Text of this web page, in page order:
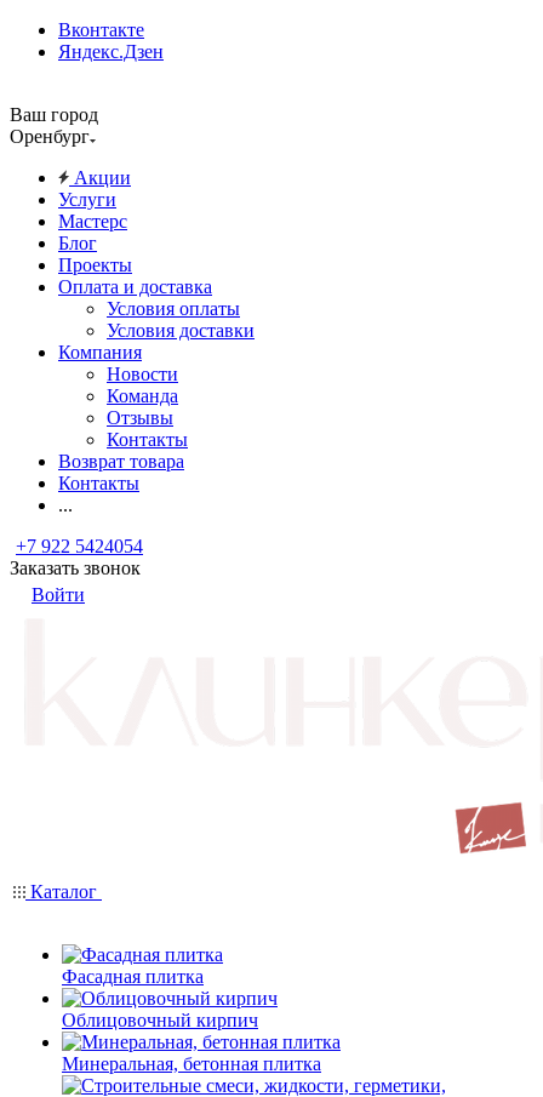
Вконтакте
Яндекс.Дзен
Ваш город
Оренбург
Акции
Услуги
Мастерс
Блог
Проекты
Оплата и доставка
Условия оплаты
Условия доставки
Компания
Новости
Команда
Отзывы
Контакты
Возврат товара
Контакты
...
+7 922 5424054
Заказать звонок
Войти
Каталог
Фасадная плитка
Облицовочный кирпич
Минеральная, бетонная плитка